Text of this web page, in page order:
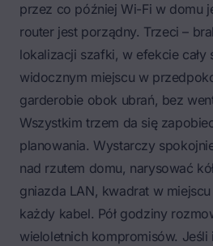
przez co później Wi-Fi w domu
router jest porządny. Trzeci –
lokalizacji szafki, w efekcie
widocznym miejscu w
garderobie obok ubrań, bez
Wszystkim trzem da się
planowania. Wystarczy
nad rzutem domu, narysować
gniazda LAN, kwadrat w miejscu
każdy kabel. Pół godziny
wieloletnich kompromisów.